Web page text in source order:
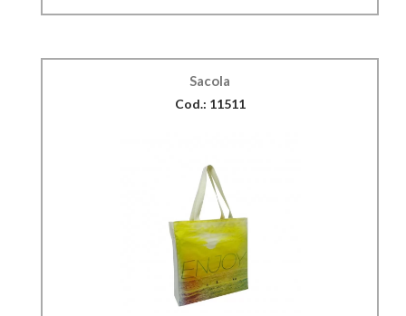
Sacola
Cod.: 11511